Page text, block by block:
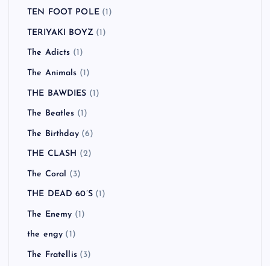
TEN FOOT POLE(1)
TERIYAKI BOYZ(1)
The Adicts (1)
The Animals (1)
THE BAWDIES (1)
The Beatles (1)
The Birthday(6)
THE CLASH (2)
The Coral (3)
THE DEAD 60’S(1)
The Enemy (1)
the engy (1)
The Fratellis(3)